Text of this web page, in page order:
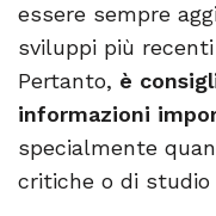
essere sempre
sviluppi più
Pertanto, è
informazioni
specialmente
critiche o di studio